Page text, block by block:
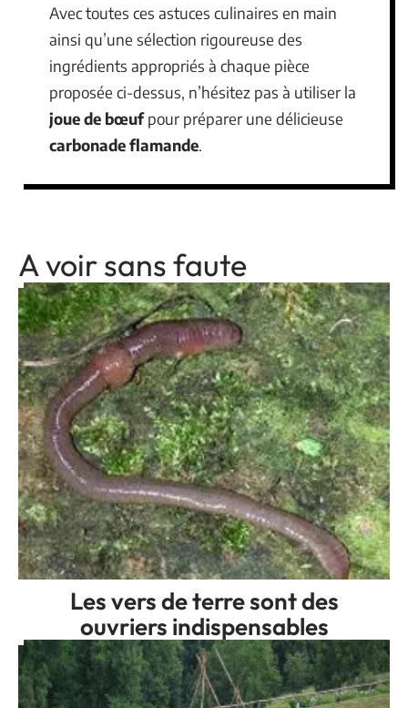
Avec toutes ces astuces culinaires en main
ainsi qu’une sélection rigoureuse des
ingrédients appropriés à chaque pièce
proposée ci-dessus, n’hésitez pas à utiliser la
joue de bœufpour préparer une délicieuse
carbonade flamande.
A voir sans faute
Les vers de terre sont des
ouvriers indispensables